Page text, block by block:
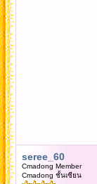
seree_60
Cmadong Member
Cmadong ชั้นเซียน